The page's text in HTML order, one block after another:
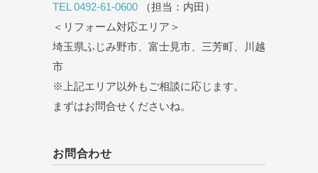
TEL 0492-61-0600 （担当：内田）
＜リフォーム対応エリア＞
埼玉県ふじみ野市、富士見市、三芳町、川越
市
※上記エリア以外もご相談に応じます。
まずはお問合せくださいね。
お問合わせ